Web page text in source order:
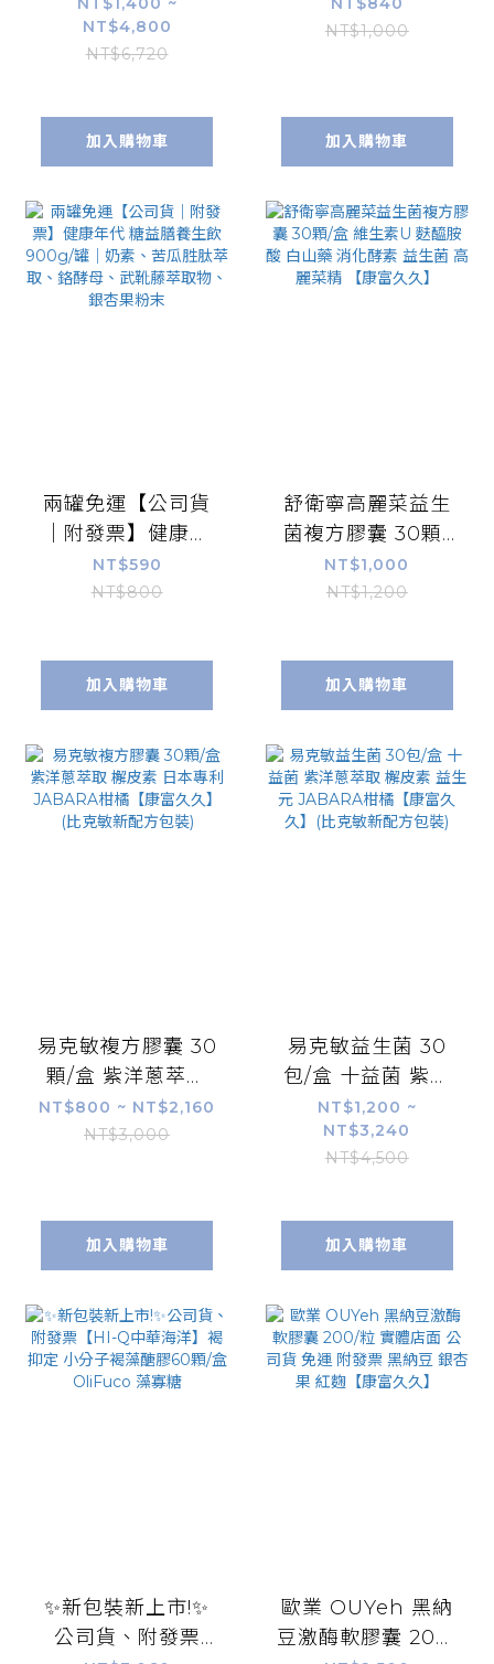
菌DDS-1 副乾酪乳
酸桿菌 比菲德氏菌
NT$4,800
NT$6,720
加入購物車
素粉劑45gx35包/
NT$1,000
加入購物車
兩罐免運【公司貨
｜附發票】健康年
代 糖益膳養生飲
900g/罐｜奶素、
物、銀杏果粉末
NT$590
NT$800
加入購物車
舒衛寧高麗菜益生
菌複方膠囊 30顆/
盒 維生素U 麩醯胺
酸 白山藥 消化酵素
NT$1,000
NT$1,200
加入購物車
易克敏複方膠囊 30
顆/盒 紫洋蔥萃取
檞皮素 日本專利
JABARA柑橘【康
NT$800 ~ NT$2,160
NT$3,000
加入購物車
易克敏益生菌 30
包/盒 十益菌 紫洋
蔥萃取 檞皮素 益生
元 JABARA柑橘
【康富久久】(比克
NT$1,200 ~
NT$3,240
NT$4,500
加入購物車
✨新包裝新上市!✨
公司貨、附發票
歐業 OUYeh 黑納
豆激酶軟膠囊 200/